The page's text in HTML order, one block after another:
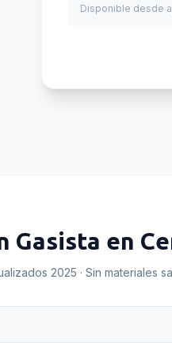
Disponible desde
Gasista en
2025 · Sin materiales